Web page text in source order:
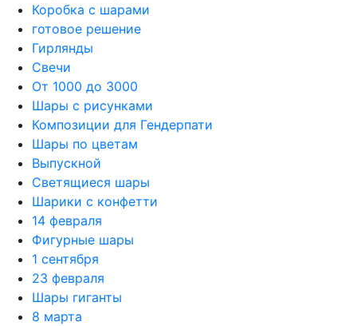
Коробка с шарами
готовое решение
Гирлянды
Свечи
От 1000 до 3000
Шары с рисунками
Композиции для Гендерпати
Шары по цветам
Выпускной
Светящиеся шары
Шарики с конфетти
14 февраля
Фигурные шары
1 сентября
23 февраля
Шары гиганты
8 марта